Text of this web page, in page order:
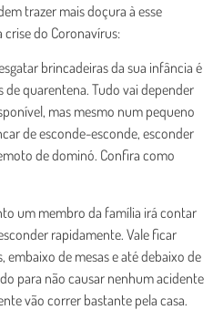
trazer mais doçura à esse
do Coronavírus:
brincadeiras da sua infância é
de quarentena. Tudo vai depender
mas mesmo num pequeno
de esconde-esconde, esconder
de dominó. Confira como
um membro da família irá contar
rapidamente. Vale ficar
embaixo de mesas e até debaixo de
para não causar nenhum acidente
vão correr bastante pela casa.